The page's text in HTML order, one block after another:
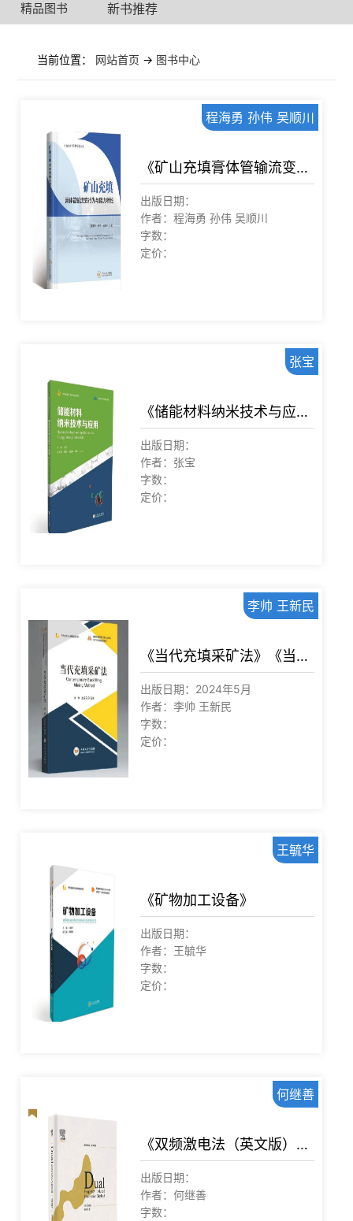
精品图书 新书推荐
当前位置： 网站首页 -> 图书中心
程海勇 孙伟 吴顺川
《矿⼭充填膏体管输流变⾏为与阻⼒特性》
出版日期：
作者：程海勇 孙伟 吴顺川
字数：
定价：
张宝
《储能材料纳米技术与应用》
出版日期：
作者：张宝
字数：
定价：
李帅 王新民
《当代充填采矿法》《当代充填采矿技术及应用》
出版日期：2024年5月
作者：李帅 王新民
字数：
定价：
王毓华
《矿物加工设备》
出版日期：
作者：王毓华
字数：
定价：
何继善
《双频激电法（英文版）》重磅面世！
出版日期：
作者：何继善
字数：